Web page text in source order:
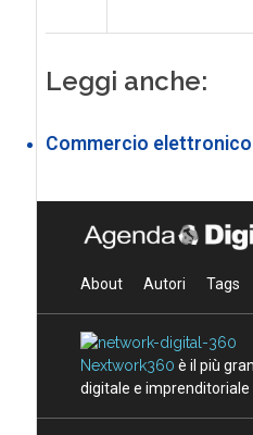
Leggi anche:
Commercio elettronico
About Autori Tags
Nextwork360 è il più
digitale e